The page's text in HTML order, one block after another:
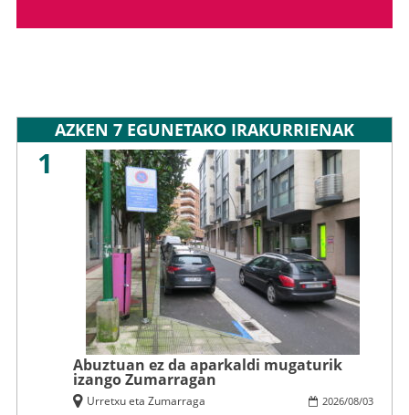
AZKEN 7 EGUNETAKO IRAKURRIENAK
1
Abuztuan ez da aparkaldi mugaturik
izango Zumarragan
2026/08/03
Urretxu eta Zumarraga